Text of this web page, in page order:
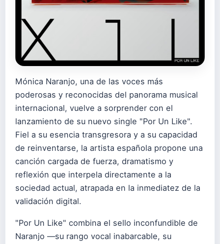
Mónica Naranjo, una de las voces más
poderosas y reconocidas del panorama musical
internacional, vuelve a sorprender con el
lanzamiento de su nuevo single "Por Un Like".
Fiel a su esencia transgresora y a su capacidad
de reinventarse, la artista española propone una
canción cargada de fuerza, dramatismo y
reflexión que interpela directamente a la
sociedad actual, atrapada en la inmediatez de la
validación digital.
"Por Un Like" combina el sello inconfundible de
Naranjo —su rango vocal inabarcable, su